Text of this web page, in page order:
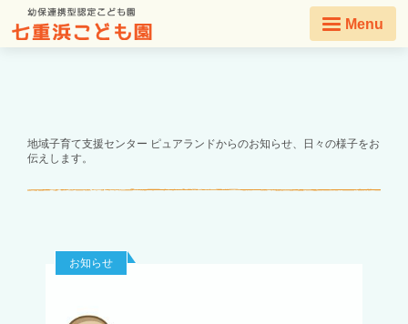
Menu
地域子育て支援センター ピュアランドからのお知らせ、日々の様子をお
伝えします。
お知らせ